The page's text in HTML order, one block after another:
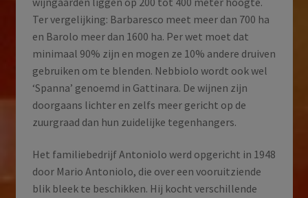
Ter vergelijking: Barbaresco meet meer dan 700 ha
en Barolo meer dan 1600 ha. Per wet moet dat
minimaal 90% zijn en mogen ze 10% andere druiven
gebruiken om te blenden. Nebbiolo wordt ook wel
‘Spanna’ genoemd in Gattinara. De wijnen zijn
doorgaans lichter en zelfs meer gericht op de
zuurgraad dan hun zuidelijke tegenhangers.
Het familiebedrijf Antoniolo werd opgericht in 1948
door Mario Antoniolo, die over een vooruitziende
blik bleek te beschikken. Hij kocht verschillende